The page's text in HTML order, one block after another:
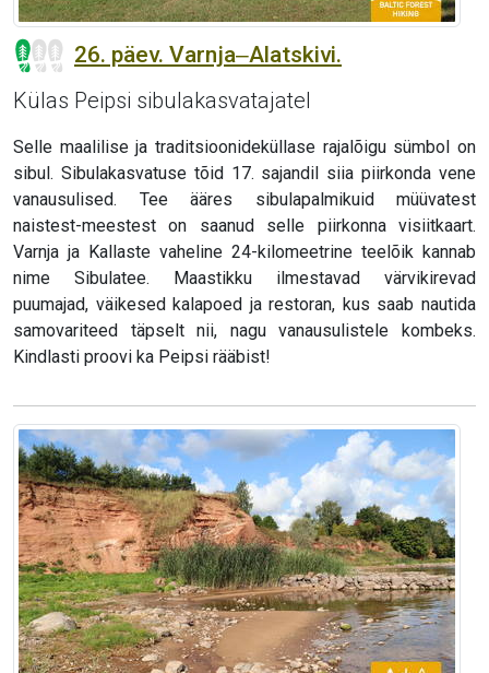
26. päev. Varnja‒Alatskivi.
Külas Peipsi sibulakasvatajatel
Selle maalilise ja traditsioonideküllase rajalõigu sümbol on
sibul. Sibulakasvatuse tõid 17. sajandil siia piirkonda vene
vanausulised. Tee ääres sibulapalmikuid müüvatest
naistest-meestest on saanud selle piirkonna visiitkaart.
Varnja ja Kallaste vaheline 24-kilomeetrine teelõik kannab
nime Sibulatee. Maastikku ilmestavad värvikirevad
puumajad, väikesed kalapoed ja restoran, kus saab nautida
samovariteed täpselt nii, nagu vanausulistele kombeks.
Kindlasti proovi ka Peipsi rääbist!